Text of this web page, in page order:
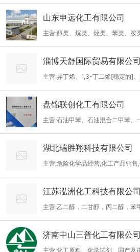
山东申远化工有限公司
主营:醇类、烷类、烃类、苯类、胺
类、醇醚酯类、碱类、酸类、醛类
学品供应
淄博天舒国际贸易有限公司
主营:异丁烯、1,3-丁二烯[稳定的]
烷、苯、石脑油、2-甲基-1-丙醇
醇、苯乙烯[稳定的]、1,2,4,5-四甲
氯-2,3-环氧丙烷、1,2,3-三氯丙烷
3-甲基-1-丁烯、2-
盘锦联创化工有限公司
主营:石油甲苯、石油混合二甲苯、
烷、三氯甲烷、二氯乙烷、二氯丙
酚、异丙醇、碳酸二甲酯、丙二醇
酯、醋酸丁酯、苯胺、纯苯、溶剂
湖北瑞胜翔科技有限公司
主营:危险化学品经营,化工产品销
加剂销售；食品添加剂销售；
江苏泓洲化工科技有限公司
主营:乙二醇，二甘醇，丙二醇，苯
济南中山三普化工有限公司
主营:化工原料、化学试剂、国产及